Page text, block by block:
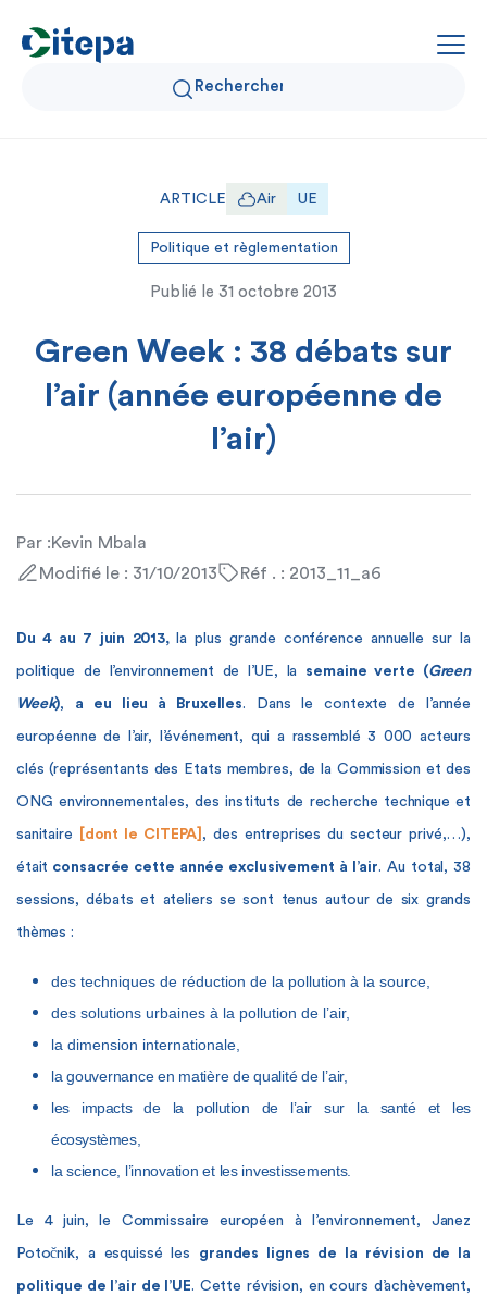
Qui sommes-nous ?
Données Air et Climat
Expertise et solutions
ARTICLE Air UE
Politique et règlementation
Publié le 31 octobre 2013
Green Week : 38 débats sur
l’air (année européenne de
l’air)
Par :Kevin Mbala
Modifié le : 31/10/2013
Réf . : 2013_11_a6
Du 4 au 7 juin 2013, la plus grande conférence annuelle sur la
politique de l’environnement de l’UE, la semaine verte (Green
Week), a eu lieu à Bruxelles. Dans le contexte de l’année
européenne de l’air, l’événement, qui a rassemblé 3 000 acteurs
clés (représentants des Etats membres, de la Commission et des
ONG environnementales, des instituts de recherche technique et
sanitaire [dont le CITEPA] , des entreprises du secteur privé,…),
était consacrée cette année exclusivement à l’air. Au total, 38
sessions, débats et ateliers se sont tenus autour de six grands
thèmes :
des techniques de réduction de la pollution à la source,
des solutions urbaines à la pollution de l’air,
la dimension internationale,
la gouvernance en matière de qualité de l’air,
les impacts de la pollution de l’air sur la santé et les
écosystèmes,
la science, l’innovation et les investissements.
Le 4 juin, le Commissaire européen à l’environnement, Janez
Potočnik, a esquissé les grandes lignes de la révision de la
politique de l’air de l’UE. Cette révision, en cours d’achèvement,